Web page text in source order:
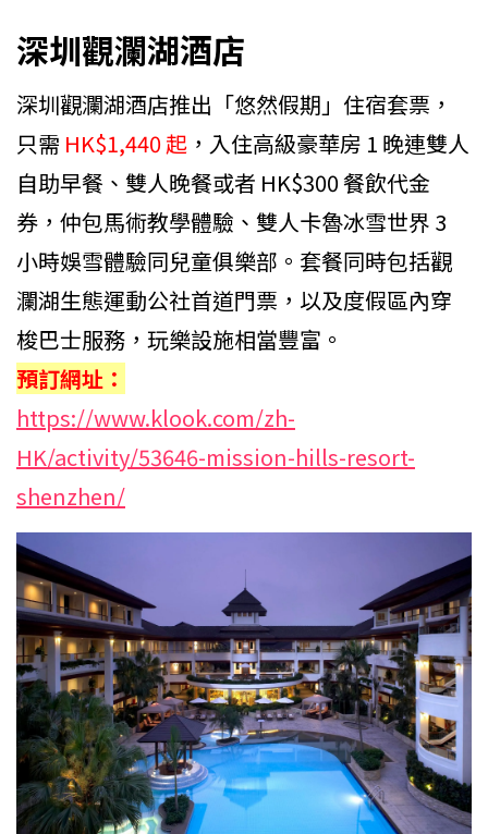
深圳觀瀾湖酒店
深圳觀瀾湖酒店推出「悠然假期」住宿套票，
只需 HK$1,440 起 ，入住高級豪華房 1 晚連雙人
自助早餐、雙人晚餐或者 HK$300 餐飲代金
券，仲包馬術教學體驗、雙人卡魯冰雪世界 3
小時娛雪體驗同兒童俱樂部。套餐同時包括觀
瀾湖生態運動公社首道門票，以及度假區內穿
梭巴士服務，玩樂設施相當豐富。
預訂網址：
https://www.klook.com/zh-
HK/activity/53646-mission-hills-resort-
shenzhen/